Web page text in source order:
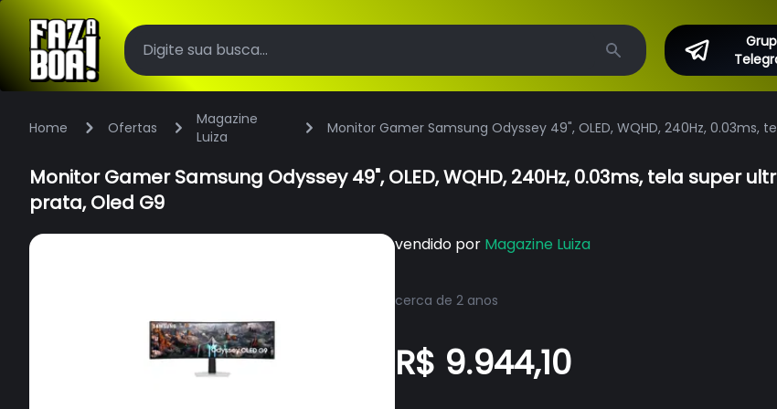
Search
Home Ofertas
Magazine
Luiza
Monitor Gamer Samsung Odyssey 49", OLED, WQHD, 240Hz, 0.03ms,
Monitor Gamer Samsung Odyssey 49", OLED, WQHD, 240Hz, 0.03ms, tela super
prata, Oled G9
vendido por Magazine Luiza
cerca de 2 anos
R$ 9.944,10